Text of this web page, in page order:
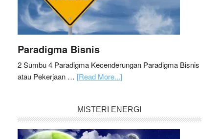
Paradigma Bisnis
2 Sumbu 4 Paradigma Kecenderungan Paradigma Bisnis
atau Pekerjaan … [Read More...]
MISTERI ENERGI